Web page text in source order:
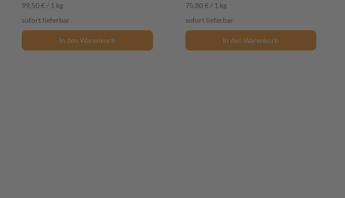
99,50 € / 1 kg
sofort lieferbar
In den Warenkorb
75,80 € / 1 kg
sofort lieferbar
In den Warenkorb